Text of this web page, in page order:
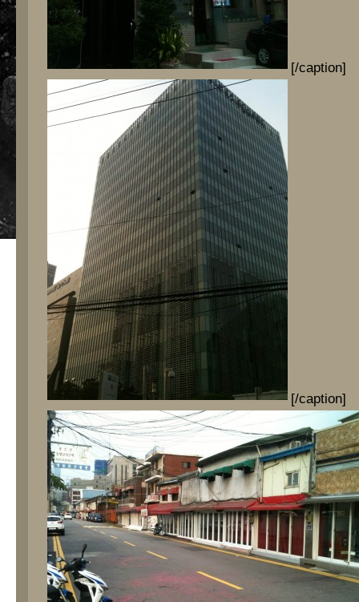
[/caption]
[/caption]